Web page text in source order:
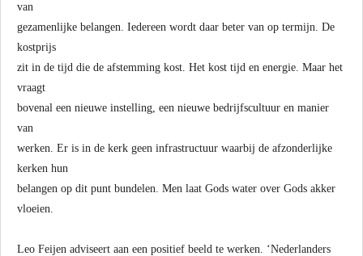
van
gezamenlijke belangen. Iedereen wordt daar beter van op termijn. De
kostprijs
zit in de tijd die de afstemming kost. Het kost tijd en energie. Maar het
vraagt
bovenal een nieuwe instelling, een nieuwe bedrijfscultuur en manier
van
werken. Er is in de kerk geen infrastructuur waarbij de afzonderlijke
kerken hun
belangen op dit punt bundelen. Men laat Gods water over Gods akker
vloeien.
Leo Feijen adviseert aan een positief beeld te werken. ‘Nederlanders